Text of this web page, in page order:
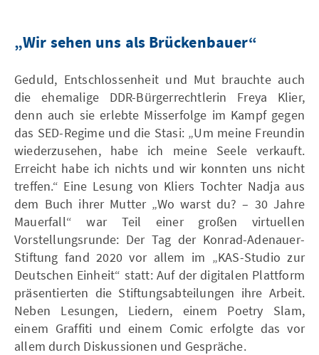
„Wir sehen uns als Brückenbauer“
Geduld, Entschlossenheit und Mut brauchte auch
die ehemalige DDR-Bürgerrechtlerin Freya Klier,
denn auch sie erlebte Misserfolge im Kampf gegen
das SED-Regime und die Stasi: „Um meine Freundin
wiederzusehen, habe ich meine Seele verkauft.
Erreicht habe ich nichts und wir konnten uns nicht
treffen.“ Eine Lesung von Kliers Tochter Nadja aus
dem Buch ihrer Mutter „Wo warst du? – 30 Jahre
Mauerfall“ war Teil einer großen virtuellen
Vorstellungsrunde: Der Tag der Konrad-Adenauer-
Stiftung fand 2020 vor allem im „KAS-Studio zur
Deutschen Einheit“ statt: Auf der digitalen Plattform
präsentierten die Stiftungsabteilungen ihre Arbeit.
Neben Lesungen, Liedern, einem Poetry Slam,
einem Graffiti und einem Comic erfolgte das vor
allem durch Diskussionen und Gespräche.